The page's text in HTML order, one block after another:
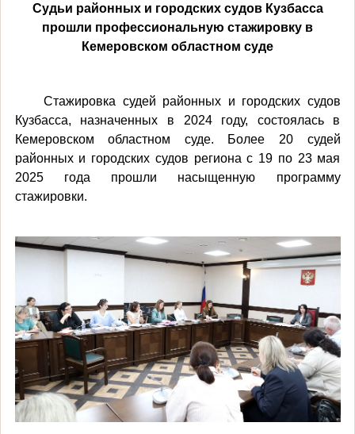
Судьи районных и городских судов Кузбасса
прошли профессиональную стажировку в
Кемеровском областном суде
Стажировка судей районных и городских судов
Кузбасса, назначенных в 2024 году, состоялась в
Кемеровском областном суде. Более 20 судей
районных и городских судов региона с 19 по 23 мая
2025 года прошли насыщенную программу
стажировки.